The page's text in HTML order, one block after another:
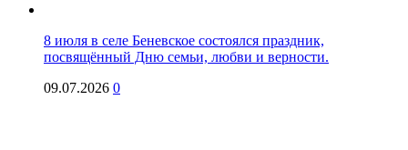
8 июля в селе Беневское состоялся праздник,
посвящённый Дню семьи, любви и верности.
09.07.2026 0